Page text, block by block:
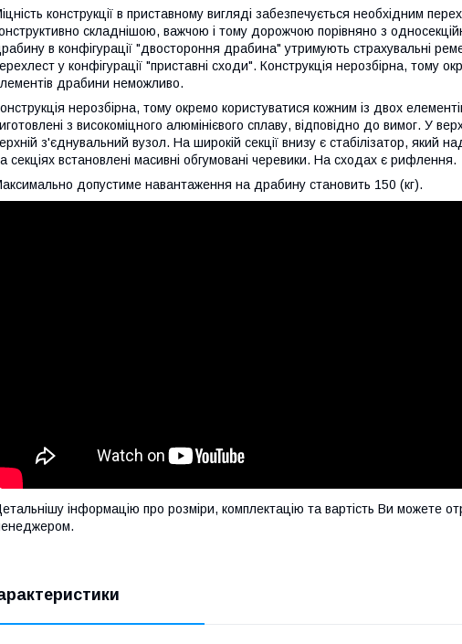
конструкції в приставному вигляді забезпечується необхідним
складнішою, важчою і тому дорожчою порівняно з
в конфігурації "двостороння драбина" утримують страхувальні
у конфігурації "приставні сходи". Конструкція нерозбірна, тому
драбини неможливо.
нерозбірна, тому окремо користуватися кожним із двох
з високоміцного алюмінієвого сплаву, відповідно до вимог. У
з'єднувальний вузол. На широкій секції внизу є стабілізатор, який
секціях встановлені масивні обгумовані черевики. На сходах є рифлення.
допустиме навантаження на драбину становить 150 (кг).
інформацію про розміри, комплектацію та вартість Ви можете